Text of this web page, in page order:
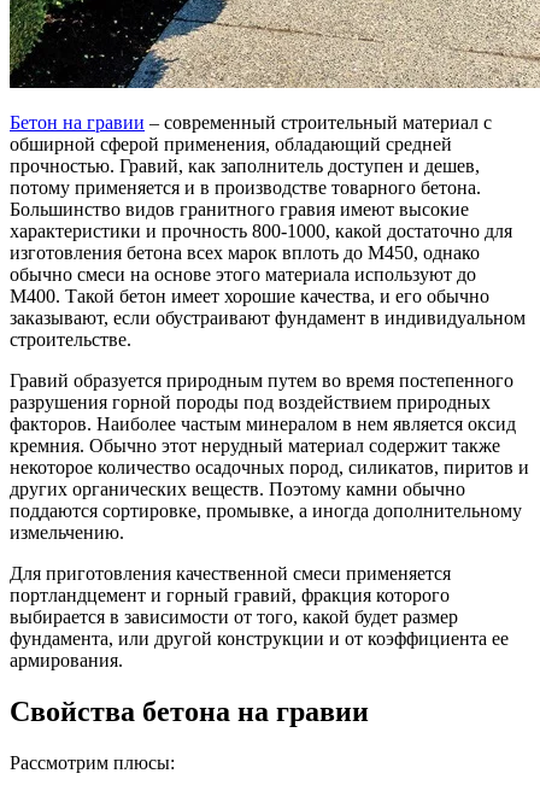
Бетон на гравии – современный строительный материал с
обширной сферой применения, обладающий средней
прочностью. Гравий, как заполнитель доступен и дешев,
потому применяется и в производстве товарного бетона.
Большинство видов гранитного гравия имеют высокие
характеристики и прочность 800-1000, какой достаточно для
изготовления бетона всех марок вплоть до М450, однако
обычно смеси на основе этого материала используют до
М400. Такой бетон имеет хорошие качества, и его обычно
заказывают, если обустраивают фундамент в индивидуальном
строительстве.
Гравий образуется природным путем во время постепенного
разрушения горной породы под воздействием природных
факторов. Наиболее частым минералом в нем является оксид
кремния. Обычно этот нерудный материал содержит также
некоторое количество осадочных пород, силикатов, пиритов и
других органических веществ. Поэтому камни обычно
поддаются сортировке, промывке, а иногда дополнительному
измельчению.
Для приготовления качественной смеси применяется
портландцемент и горный гравий, фракция которого
выбирается в зависимости от того, какой будет размер
фундамента, или другой конструкции и от коэффициента ее
армирования.
Свойства бетона на гравии
Рассмотрим плюсы: